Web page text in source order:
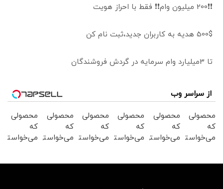
❗❗200 میلیون وام❗❗ فقط با احراز هویت
500$ هدیه به کاربران جدید،ثبت نام کن
تا 3میلیارد وام سرمایه در گردش فروشندگان
از سراسر وب
محصولی
که
می‌خواستی
محصولی
که
می‌خواستی
محصولی
که
می‌خواستی
محصولی
که
می‌خواستی
محصولی
که
می‌خواستی
محصولی
که
می‌خواستی